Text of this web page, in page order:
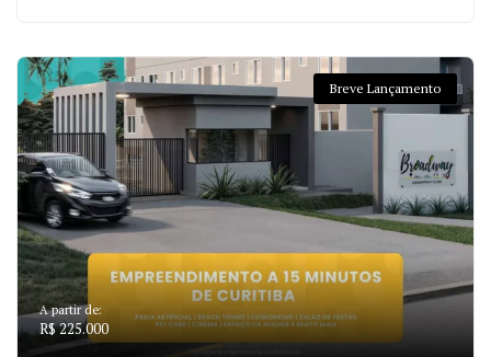
Breve Lançamento
A partir de:
R$ 225.000